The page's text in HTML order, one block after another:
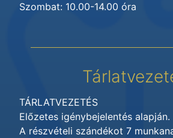
Szombat: 10.00-14.00 óra
TÁRLATVEZETÉS
Előzetes igénybejelentés alapján.
A részvételi szándékot 7